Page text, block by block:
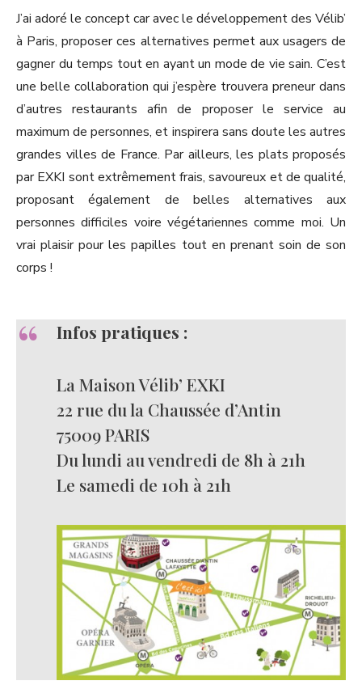
J’ai adoré le concept car avec le développement des Vélib’
à Paris, proposer ces alternatives permet aux usagers de
gagner du temps tout en ayant un mode de vie sain. C’est
une belle collaboration qui j’espère trouvera preneur dans
d’autres restaurants afin de proposer le service au
maximum de personnes, et inspirera sans doute les autres
grandes villes de France. Par ailleurs, les plats proposés
par EXKI sont extrêmement frais, savoureux et de qualité,
proposant également de belles alternatives aux
personnes difficiles voire végétariennes comme moi. Un
vrai plaisir pour les papilles tout en prenant soin de son
corps !
Infos pratiques :
La Maison Vélib’ EXKI
22 rue du la Chaussée d’Antin
75009 PARIS
Du lundi au vendredi de 8h à 21h
Le samedi de 10h à 21h